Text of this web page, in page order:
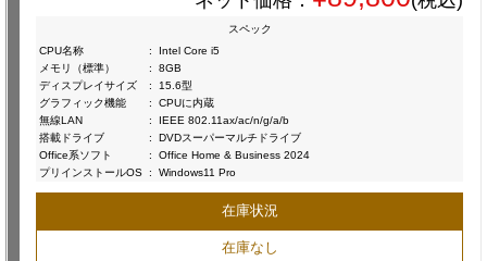
スペック
CPU名称
:
Intel Core i5
メモリ（標準）
:
8GB
ディスプレイサイズ
:
15.6型
グラフィック機能
:
CPUに内蔵
無線LAN
:
IEEE 802.11ax/ac/n/g/a/b
搭載ドライブ
:
DVDスーパーマルチドライブ
Office系ソフト
:
Office Home & Business 2024
プリインストールOS : Windows11 Pro
在庫状況
在庫なし